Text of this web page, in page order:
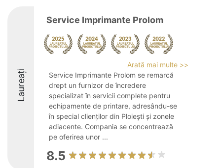
Laureați
Service Imprimante Prolom
Arată mai multe >>
Service Imprimante Prolom se remarcă
drept un furnizor de încredere
specializat în servicii complete pentru
echipamente de printare, adresându-se
în special clienților din Ploiești și zonele
adiacente. Compania se concentrează
pe oferirea unor ...
8.5